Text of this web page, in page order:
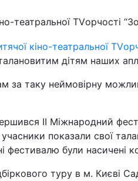
театральної TVорчості
кіно-театральної
дітям наших
за таку неймовірну
II Міжнародний
показали свої
фестивалю були
туру в м. Києві